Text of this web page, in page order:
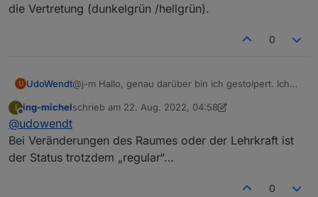
die Vertretung (dunkelgrün /hellgrün).
0
U UdoWendt@j-m Hallo, genau darüber bin ich gestolpert. Ich
(in diesem Fall am Montag) in allen 6 Stunden
Farbunterschied für die Vertretung (dunkelgrün
/hellgrün).
I
Offline
ing-michelschrieb am 22. Aug. 2022, 04:58
zuletzt editiert von ing-michel
@udowendt
Bei Veränderungen des Raumes oder der Lehrkraft ist
der Status trotzdem „regular“…
0